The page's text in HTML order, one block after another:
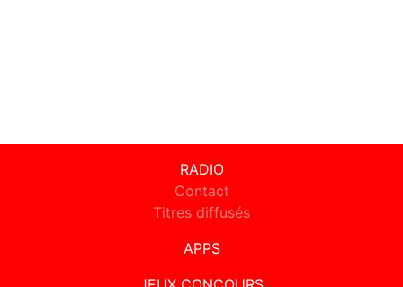
RADIO
Contact
Titres diffusés
APPS